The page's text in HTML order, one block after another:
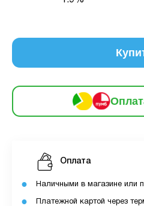
Оплата
За допомогою ПУМБ ви
Для оформлення
Максимальна сума
вашому доступному ліміту
З боку ПУМБ немає жодних
Оплата
Наличными в магазине или
Платежной картой через